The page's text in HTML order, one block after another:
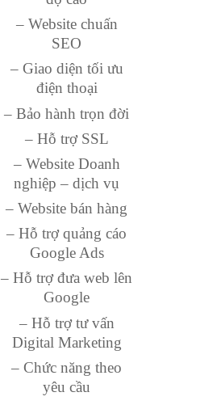
– Website chuấn
SEO
– Giao diện tối ưu
điện thoại
– Bảo hành trọn đời
– Hỗ trợ SSL
– Website Doanh
nghiệp – dịch vụ
– Website bán hàng
– Hỗ trợ quảng cáo
Google Ads
– Hỗ trợ đưa web lên
Google
– Hỗ trợ tư vấn
Digital Marketing
– Chức năng theo
yêu cầu